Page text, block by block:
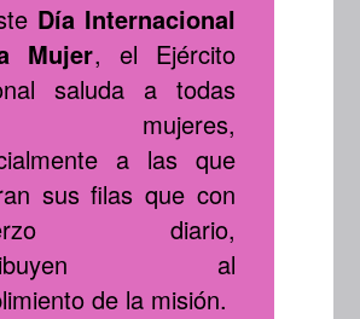
Día Internacional
Mujer, el Ejército
saluda a todas
mujeres,
a las que
sus filas que con
diario,
al
de la misión.